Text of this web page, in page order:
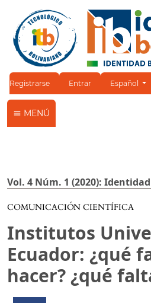
Registrarse Entrar Cambiar el
Español
MENÚ
Vol. 4 Núm. 1 (2020):
COMUNICACIÓN CIENTÍFICA
Institutos
Ecuador: ¿qué
hacer? ¿qué